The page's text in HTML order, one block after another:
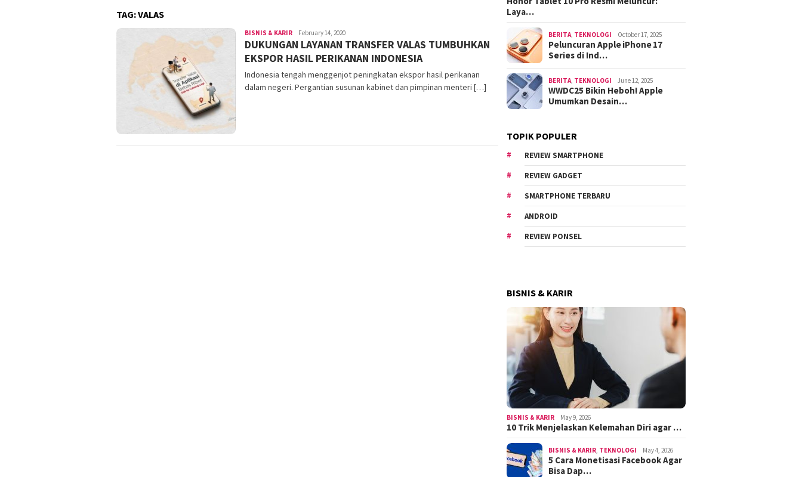
TAG:VALAS
BISNIS & KARIR Area
Cewe
February 14, 2020
DUKUNGAN LAYANAN TRANSFER VALAS TUMBUHKAN
EKSPOR HASIL PERIKANAN INDONESIA
Indonesia tengah menggenjot peningkatan ekspor hasil perikanan
dalam negeri. Pergantian susunan kabinet dan pimpinan menteri […]
Laya…
BERITA TEKNOLOGI October 17, 2025
Peluncuran Apple iPhone 17
Series di Ind…
BERITA TEKNOLOGI June 12, 2025
WWDC25 Bikin Heboh! Apple
Umumkan Desain…
TOPIK POPULER
REVIEW SMARTPHONE
REVIEW GADGET
SMARTPHONE TERBARU
ANDROID
REVIEW PONSEL
BISNIS & KARIR
BISNIS & KARIR May 9, 2026
10 Trik Menjelaskan Kelemahan Diri agar …
BISNIS & KARIR TEKNOLOGI May 4, 2026
5 Cara Monetisasi Facebook Agar
Bisa Dap…